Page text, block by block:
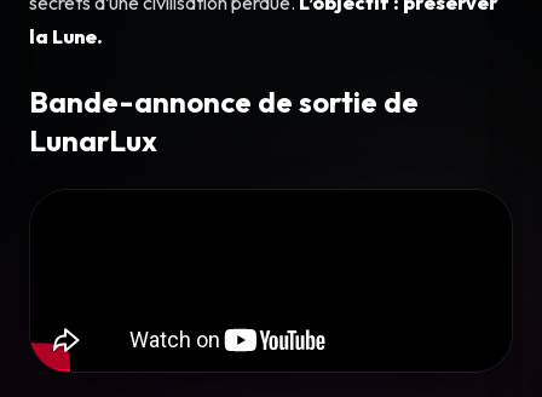
la Lune.
Bande-annonce de sortie de
LunarLux